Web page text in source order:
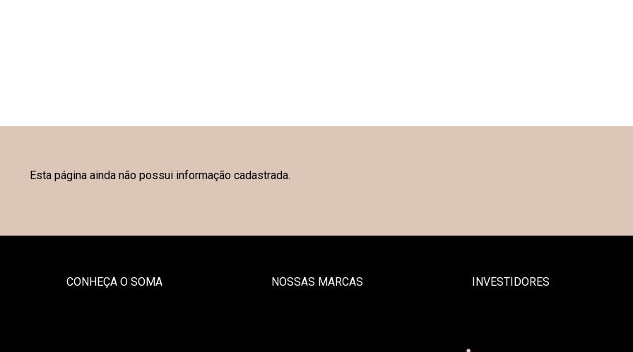
Esta página ainda não possui informação cadastrada.
CONHEÇA O SOMA NOSSAS MARCAS INVESTIDORES